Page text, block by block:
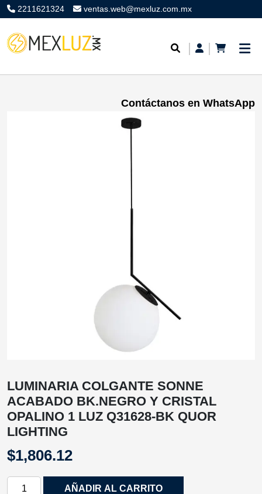
2211621324 ventas.web@mexluz.com.mx
Contáctanos en WhatsApp
LUMINARIA COLGANTE SONNE
ACABADO BK.NEGRO Y CRISTAL
OPALINO 1 LUZ Q31628-BK QUOR
LIGHTING
$1,806.12
LUMINARIA
AÑADIR AL CARRITO